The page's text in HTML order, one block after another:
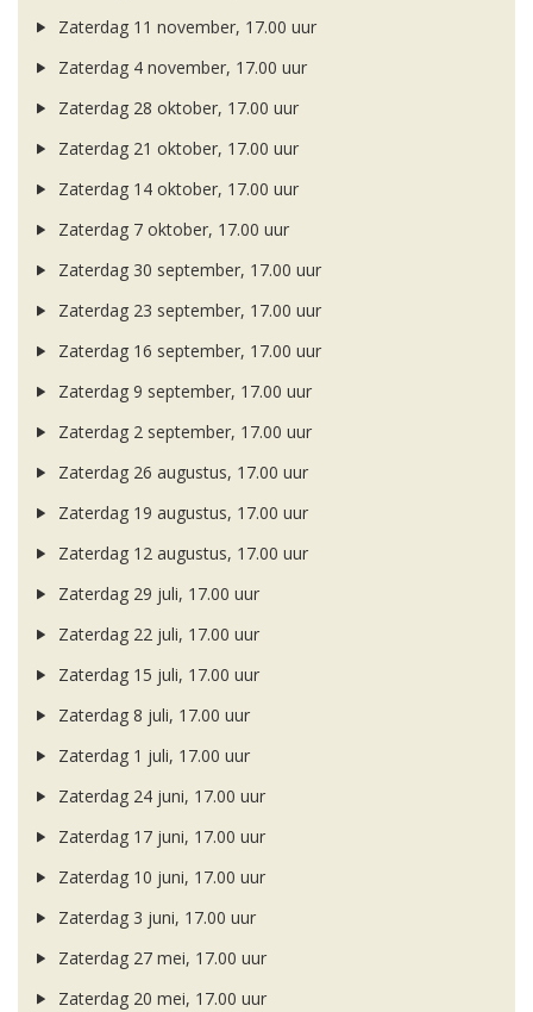
Zaterdag 11 november, 17.00 uur
Zaterdag 4 november, 17.00 uur
Zaterdag 28 oktober, 17.00 uur
Zaterdag 21 oktober, 17.00 uur
Zaterdag 14 oktober, 17.00 uur
Zaterdag 7 oktober, 17.00 uur
Zaterdag 30 september, 17.00 uur
Zaterdag 23 september, 17.00 uur
Zaterdag 16 september, 17.00 uur
Zaterdag 9 september, 17.00 uur
Zaterdag 2 september, 17.00 uur
Zaterdag 26 augustus, 17.00 uur
Zaterdag 19 augustus, 17.00 uur
Zaterdag 12 augustus, 17.00 uur
Zaterdag 29 juli, 17.00 uur
Zaterdag 22 juli, 17.00 uur
Zaterdag 15 juli, 17.00 uur
Zaterdag 8 juli, 17.00 uur
Zaterdag 1 juli, 17.00 uur
Zaterdag 24 juni, 17.00 uur
Zaterdag 17 juni, 17.00 uur
Zaterdag 10 juni, 17.00 uur
Zaterdag 3 juni, 17.00 uur
Zaterdag 27 mei, 17.00 uur
Zaterdag 20 mei, 17.00 uur